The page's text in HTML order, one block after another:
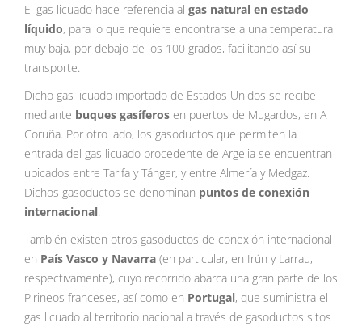
El gas licuado hace referencia al gas natural en estado
líquido, para lo que requiere encontrarse a una temperatura
muy baja, por debajo de los 100 grados, facilitando así su
transporte.
Dicho gas licuado importado de Estados Unidos se recibe
mediante buques gasíferos en puertos de Mugardos, en A
Coruña. Por otro lado, los gasoductos que permiten la
entrada del gas licuado procedente de Argelia se encuentran
ubicados entre Tarifa y Tánger, y entre Almería y Medgaz.
Dichos gasoductos se denominan puntos de conexión
internacional
También existen otros gasoductos de conexión internacional
en País Vasco y Navarra (en particular, en Irún y Larrau,
respectivamente), cuyo recorrido abarca una gran parte de los
Pirineos franceses, así como en Portugal, que suministra el
gas licuado al territorio nacional a través de gasoductos sitos